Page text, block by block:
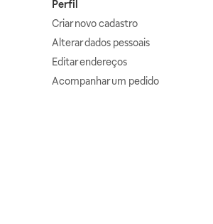
Perfil
Criar novo cadastro
Alterar dados pessoais
Editar endereços
Acompanhar um pedido